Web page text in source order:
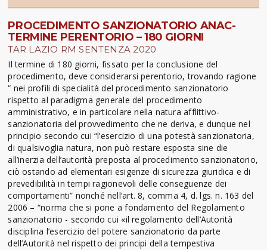
PROCEDIMENTO SANZIONATORIO ANAC-
TERMINE PERENTORIO – 180 GIORNI
TAR LAZIO RM SENTENZA 2020
Il termine di 180 giorni, fissato per la conclusione del
procedimento, deve considerarsi perentorio, trovando ragione
“ nei profili di specialità del procedimento sanzionatorio
rispetto al paradigma generale del procedimento
amministrativo, e in particolare nella natura afflittivo-
sanzionatoria del provvedimento che ne deriva, e dunque nel
principio secondo cui “l’esercizio di una potestà sanzionatoria,
di qualsivoglia natura, non può restare esposta sine die
all’inerzia dell’autorità preposta al procedimento sanzionatorio,
ciò ostando ad elementari esigenze di sicurezza giuridica e di
prevedibilità in tempi ragionevoli delle conseguenze dei
comportamenti” nonché nell’art. 8, comma 4, d. lgs. n. 163 del
2006 – “norma che si pone a fondamento del Regolamento
sanzionatorio - secondo cui «il regolamento dell’Autorità
disciplina l’esercizio del potere sanzionatorio da parte
dell’Autorità nel rispetto dei principi della tempestiva